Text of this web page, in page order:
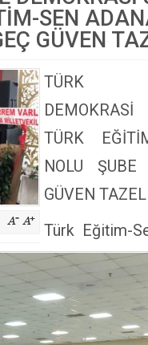
2019 YILI PAMUK
Enis Akyürek
Başkanı Cennet Çelik
Karalar’a hizmet çağrısı
SEN
GÜVEN
TÜRK
TÜRK
NOLU ŞUBE
GÜVEN
Türk Eğitim-